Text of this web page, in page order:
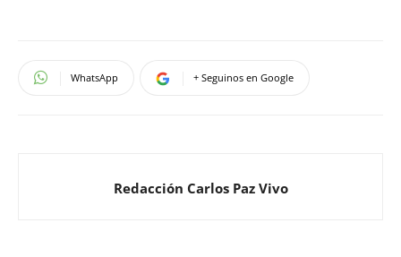
WhatsApp + Seguinos en Google
Redacción Carlos Paz Vivo